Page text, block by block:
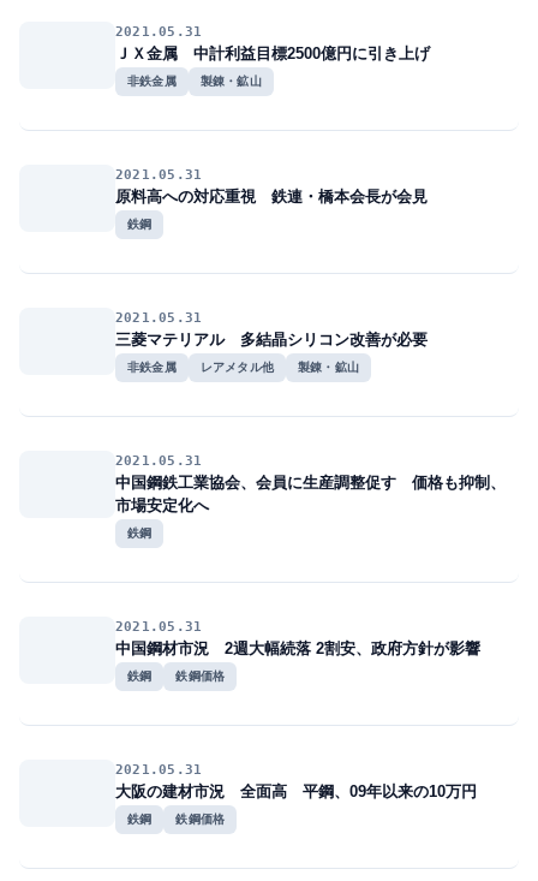
2021.05.31
ＪＸ金属 中計利益目標2500億円に引き上げ
非鉄金属 製錬・鉱山
2021.05.31
原料高への対応重視 鉄連・橋本会長が会見
鉄鋼
2021.05.31
三菱マテリアル 多結晶シリコン改善が必要
非鉄金属 レアメタル他 製錬・鉱山
2021.05.31
中国鋼鉄工業協会、会員に生産調整促す 価格も抑制、
市場安定化へ
鉄鋼
2021.05.31
中国鋼材市況 2週大幅続落 2割安、政府方針が影響
鉄鋼 鉄鋼価格
2021.05.31
大阪の建材市況 全面高 平鋼、09年以来の10万円
鉄鋼 鉄鋼価格